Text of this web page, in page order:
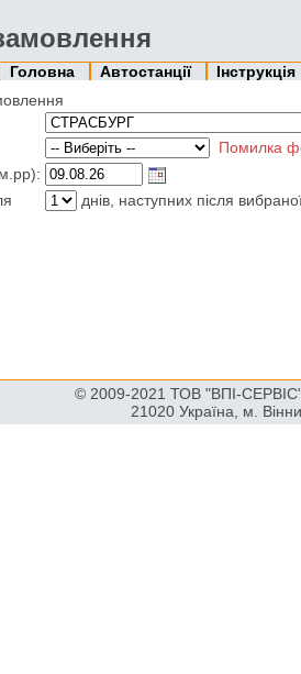
Головна Автостанції
Інструкція
Помилка
днів, наступних після
© 2009-2021 ТОВ "ВПІ-
21020 Україна, м.